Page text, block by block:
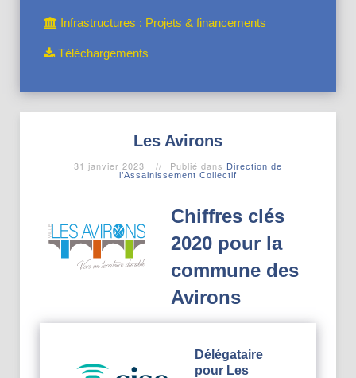
Infrastructures : Projets & financements
Téléchargements
Les Avirons
31 janvier 2023 Publié dans Direction de
l’Assainissement Collectif
Chiffres clés
2020 pour la
commune des
Avirons
Délégataire
pour Les